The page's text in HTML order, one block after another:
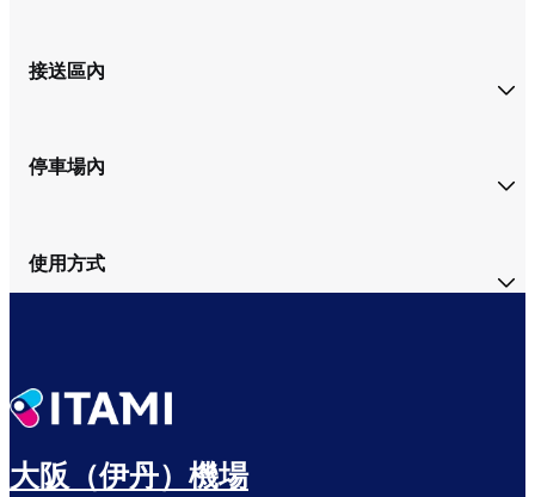
接送區內
停車場內
使用方式
大阪（伊丹）機場